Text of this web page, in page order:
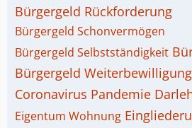
Bürgergeld Rückforderung
Bürgergeld Schonvermögen
Bürgergeld Selbstständigkeit
Bürgergeld Weiterbewilligung
Coronavirus Pandemie
Eigentum Wohnung